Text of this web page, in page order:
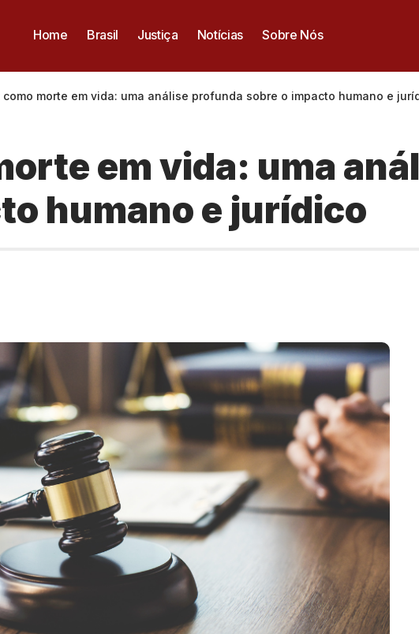
Home Brasil Justiça Notícias Sobre Nós
como morte em vida: uma análise profunda sobre o impacto humano e
em vida: uma
humano e jurídico